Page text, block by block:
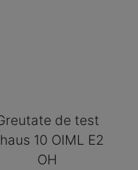
de test
10 OIML E2
OH